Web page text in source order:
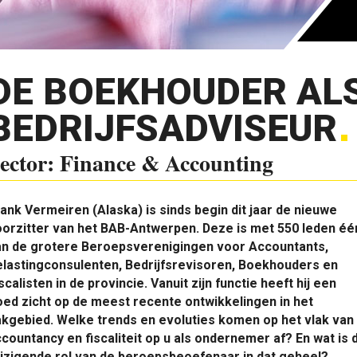
BOEKHOUDER
Finance & Accounting
Vermeiren (Alaska) is sinds begin dit jaar de nieuwe
van het BAB-Antwerpen. Deze is met 550 leden
de grotere Beroepsverenigingen voor Accountants,
Bedrijfsrevisoren, Boekhouders en
in de provincie. Vanuit zijn functie heeft hij een
zicht op de meest recente ontwikkelingen in het
Welke trends en evoluties komen op het vlak van
en fiscaliteit op u als ondernemer af? En wat is